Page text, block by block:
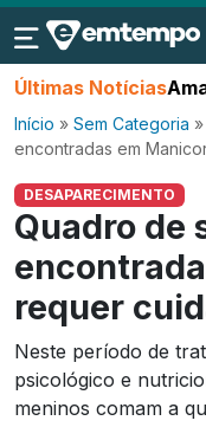
Últimas Notícias
Início » Sem Categoria »
encontradas em
DESAPARECIMENTO
Quadro de
requer
Neste período de
psicológico e
meninos comam a